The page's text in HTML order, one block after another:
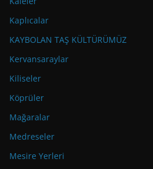
Kaplıcalar
KAYBOLAN TAŞ KÜLTÜRÜMÜZ
Kervansaraylar
Kiliseler
Köprüler
Mağaralar
Medreseler
Mesire Yerleri